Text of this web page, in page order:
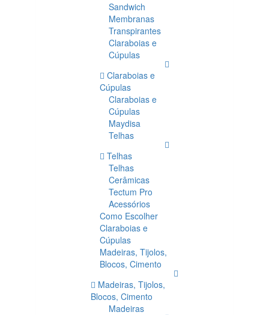
Sandwich
Membranas
Transpirantes
Claraboias e
Cúpulas
Claraboias e
Cúpulas
Claraboias e
Cúpulas
Maydisa
Telhas
Telhas
Telhas
Cerâmicas
Tectum Pro
Acessórios
Como Escolher
Claraboias e
Cúpulas
Madeiras, Tijolos,
Blocos, Cimento
Madeiras, Tijolos,
Blocos, Cimento
Madeiras